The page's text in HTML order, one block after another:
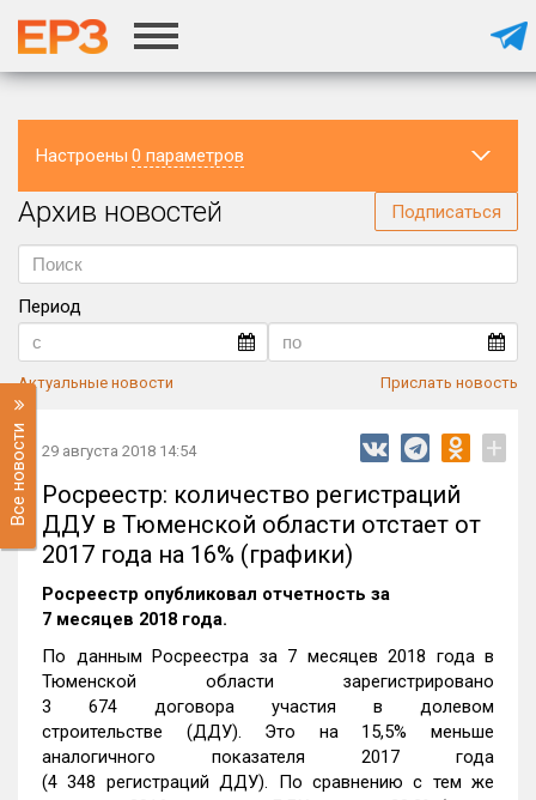
Настроены 0 параметров
Регион
Архив новостей Подписаться
Период
Актуальные новости Прислать новость
Все новости 29 августа 2018 14:54 +
Росреестр: количество регистраций
ДДУ в Тюменской области отстает от
2017 года на 16% (графики)
Росреестр опубликовал отчетность за
7 месяцев 2018 года.
По данным Росреестра за 7 месяцев 2018 года в
Тюменской области зарегистрировано
3 674 договора участия в долевом
строительстве (ДДУ). Это на 15,5% меньше
аналогичного показателя 2017 года
(4 348 регистраций ДДУ). По сравнению с тем же